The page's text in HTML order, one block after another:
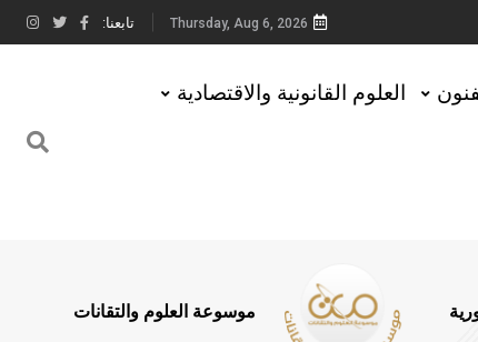
Thursday, Aug 6, 2026 تابعنا:
العلوم القانونية والاقتصادية
موسوعة العلوم والتقانات